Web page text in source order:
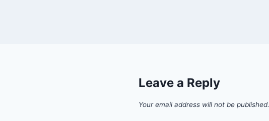
Leave a Reply
Your email address will not be published.